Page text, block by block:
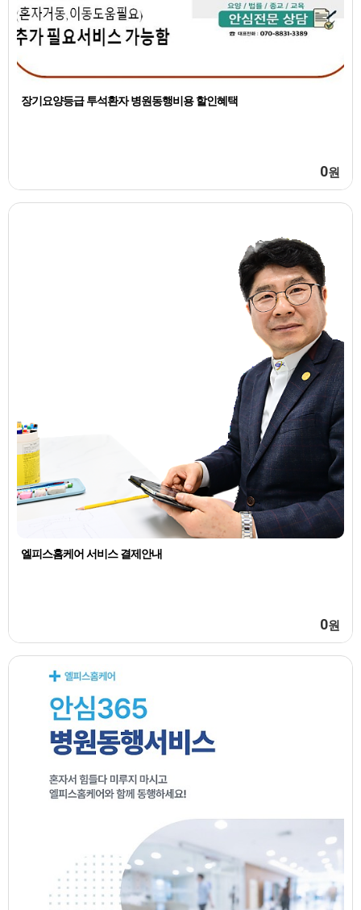
장기요양등급 투석환자 병원동행비용 할인혜택
0원
엘피스홈케어 서비스 결제안내
0원